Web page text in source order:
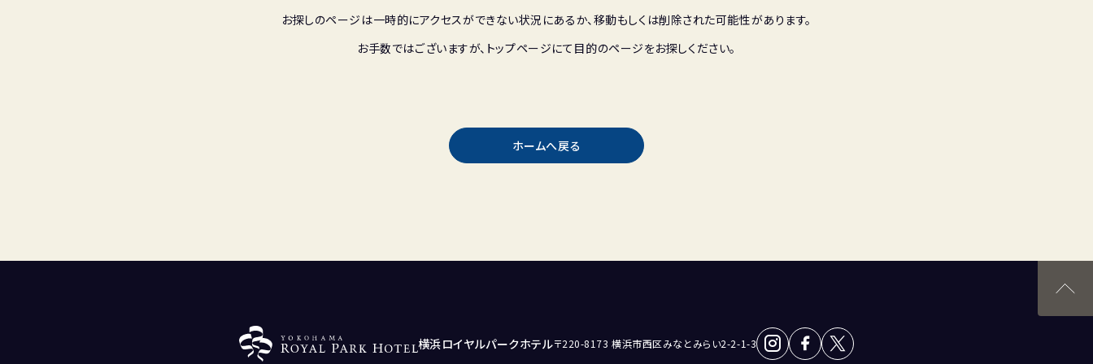
お探しのページは一時的にアクセスができない状況にあるか、移動もしくは削除された可能性があります。
お手数ではございますが、トップページにて目的のページをお探しください。
ホームへ戻る
横浜ロイヤルパークホテル〒220-8173 横浜市西区みなとみらい2-2-1-3